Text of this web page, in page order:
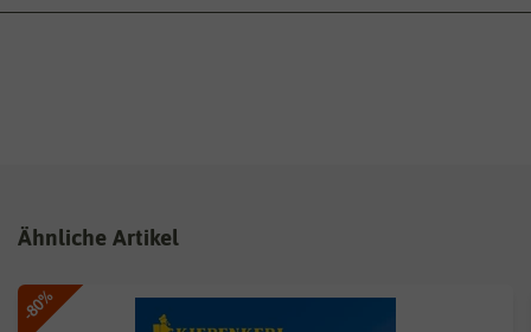
Ähnliche Artikel
-80%